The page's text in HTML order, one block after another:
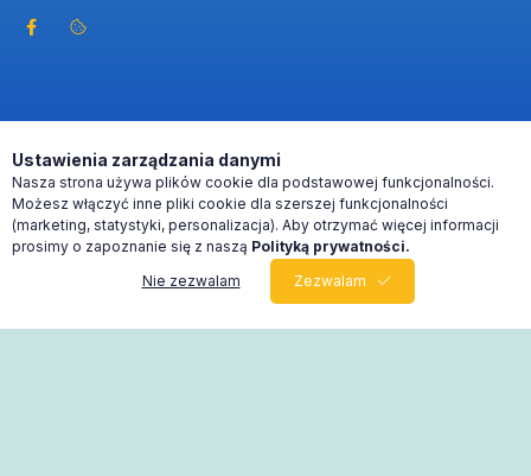
0
Ustawienia zarządzania danymi
Nasza strona używa plików cookie dla podstawowej funkcjonalności.
Możesz włączyć inne pliki cookie dla szerszej funkcjonalności
(marketing, statystyki, personalizacja). Aby otrzymać więcej informacji
prosimy o zapoznanie się z naszą Polityką prywatności.
Nie zezwalam
Zezwalam